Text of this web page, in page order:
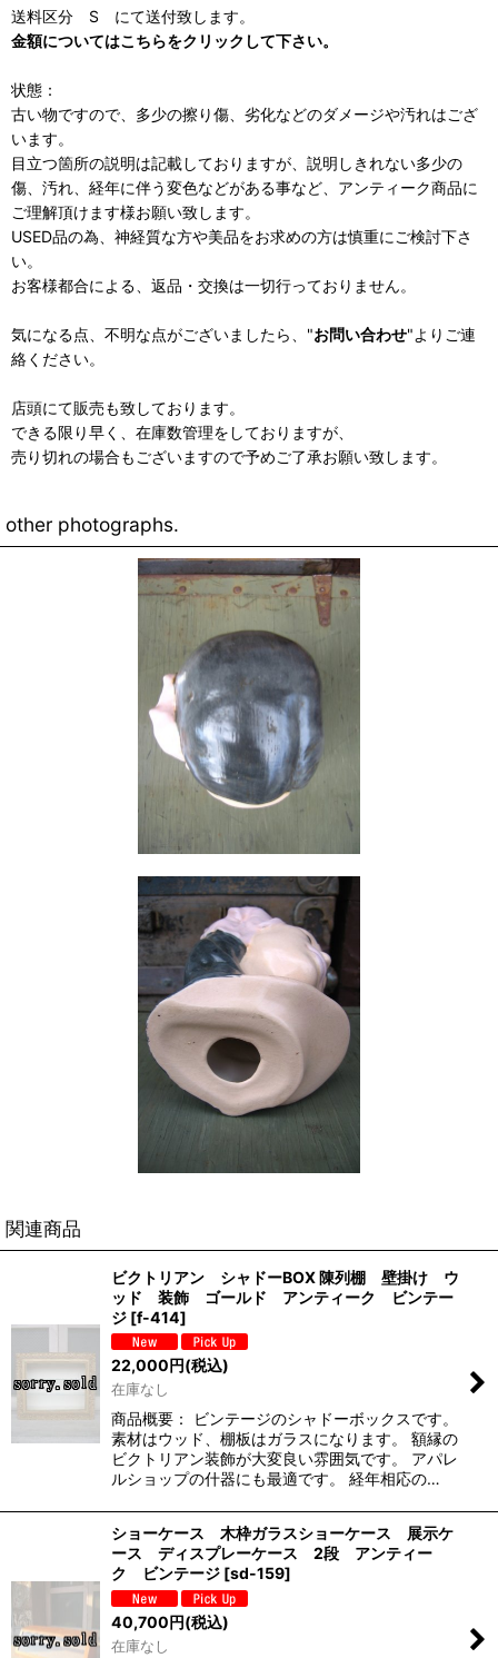
送料区分 S にて送付致します。
金額についてはこちらをクリックして下さい。
状態：
古い物ですので、多少の擦り傷、劣化などのダメージや汚れはござ
います。
目立つ箇所の説明は記載しておりますが、説明しきれない多少の
傷、汚れ、経年に伴う変色などがある事など、アンティーク商品に
ご理解頂けます様お願い致します。
USED品の為、神経質な方や美品をお求めの方は慎重にご検討下さ
い。
お客様都合による、返品・交換は一切行っておりません。
気になる点、不明な点がございましたら、"お問い合わせ"よりご連
絡ください。
店頭にて販売も致しております。
できる限り早く、在庫数管理をしておりますが、
売り切れの場合もございますので予めご了承お願い致します。
other photographs.
関連商品
ビクトリアン シャドーBOX 陳列棚 壁掛け ウ
ッド 装飾 ゴールド アンティーク ビンテー
ジ [f-414]
22,000円(税込)
在庫なし
商品概要： ビンテージのシャドーボックスです。
素材はウッド、棚板はガラスになります。 額縁の
ビクトリアン装飾が大変良い雰囲気です。 アパレ
ルショップの什器にも最適です。 経年相応の…
ショーケース 木枠ガラスショーケース 展示ケ
ース ディスプレーケース 2段 アンティー
ク ビンテージ [sd-159]
40,700円(税込)
在庫なし